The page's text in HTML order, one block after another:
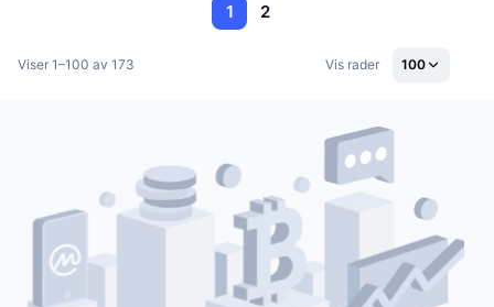
1 2
Viser 1–100 av 173 Vis rader 100